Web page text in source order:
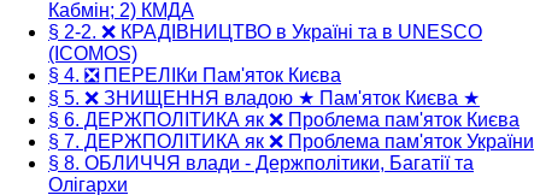
Кабмін; 2) КМДА
§ 2-2. ❌ КРАДІВНИЦТВО в Україні та в UNESCO
(ICOMOS)
§ 4. ❎ ПЕРЕЛІКи Пам'яток Києва
§ 5. ❌ ЗНИЩЕННЯ владою ★ Пам'яток Києва ★
§ 6. ДЕРЖПОЛІТИКА як ❌ Проблема пам'яток Києва
§ 7. ДЕРЖПОЛІТИКА як ❌ Проблема пам'яток України
§ 8. ОБЛИЧЧЯ влади - Держполітики, Багатії та
Олігархи